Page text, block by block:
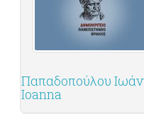
Παπαδοπούλου
Ioanna